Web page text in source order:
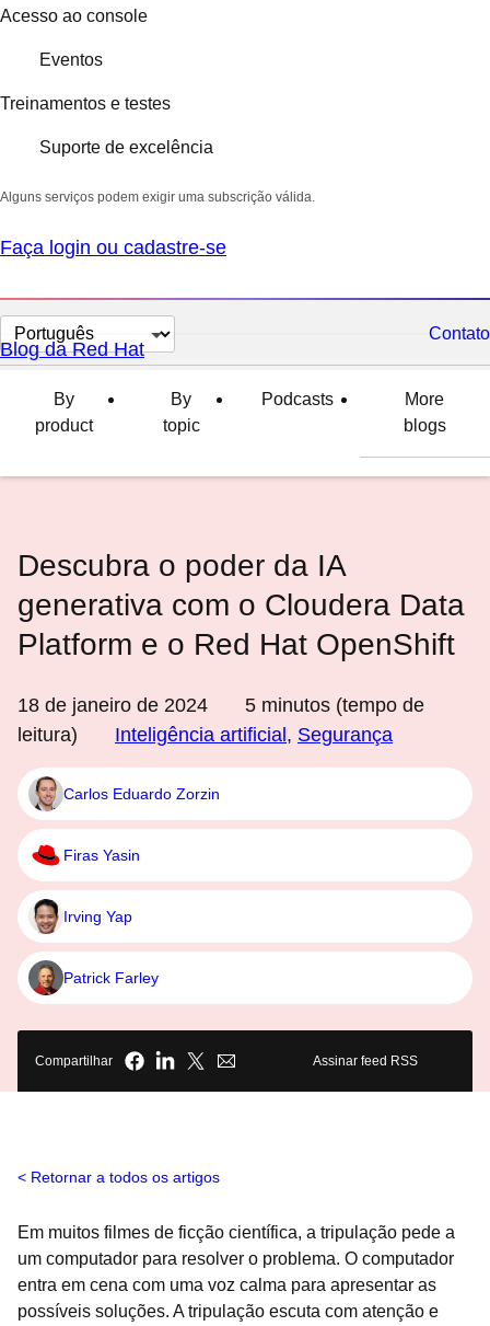
Acesso ao console
Eventos
Treinamentos e testes
Suporte de excelência
Alguns serviços podem exigir uma subscrição válida.
Faça login ou cadastre-se
Selecionar
idioma
Contato
Blog da Red Hat
By
product
By
topic
Podcasts
More
blogs
Descubra o poder da IA
generativa com o Cloudera Data
Platform e o Red Hat OpenShift
18 de janeiro de 2024 5 minutos (tempo de
leitura)
Inteligência artificial , Segurança
Carlos Eduardo Zorzin
Firas Yasin
Irving Yap
Patrick Farley
Compartilhar Assinar feed RSS
Retornar a todos os artigos
Em muitos filmes de ficção científica, a tripulação pede a
um computador para resolver o problema. O computador
entra em cena com uma voz calma para apresentar as
possíveis soluções. A tripulação escuta com atenção e